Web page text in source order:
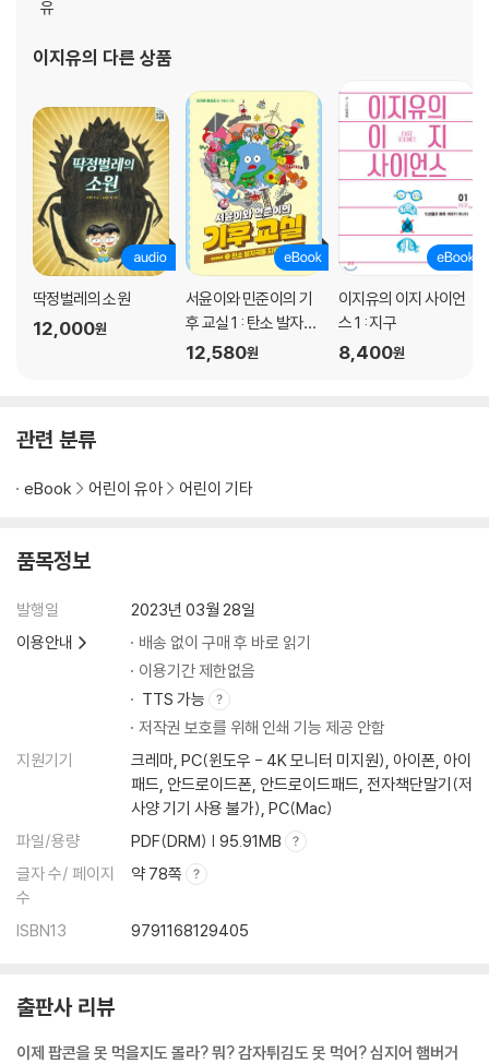
유
이지유의 다른 상품
딱정벌레의 소원
12,000원
서윤이와 민준이의 기
후 교실 1 : 탄소 발자국
을 지워라
12,580원
이지유의 이지 사이언
스 1 : 지구
8,400원
관련 분류
eBook 어린이 유아 어린이 기타
품목정보
발행일
2023년 03월 28일
이용안내
배송 없이 구매 후 바로 읽기
이용기간 제한없음
TTS 가능
저작권 보호를 위해 인쇄 기능 제공 안함
지원기기
크레마, PC(윈도우 - 4K 모니터 미지원), 아이폰, 아이
패드, 안드로이드폰, 안드로이드패드, 전자책단말기(저
사양 기기 사용 불가), PC(Mac)
파일/용량
PDF(DRM) | 95.91MB
글자 수/ 페이지
수
약 78쪽
ISBN13 9791168129405
출판사 리뷰
이제 팝콘을 못 먹을지도 몰라? 뭐? 감자튀김도 못 먹어? 심지어 햄버거